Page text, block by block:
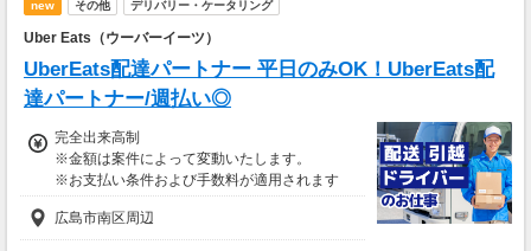
new その他 デリバリー・ケータリング
Uber Eats（ウーバーイーツ）
UberEats配達パートナー 平日のみOK！UberEats配
達パートナー/週払い◎
完全出来高制
※金額は案件によって変動いたします。
※お支払い条件および手数料が適用されます
広島市南区周辺